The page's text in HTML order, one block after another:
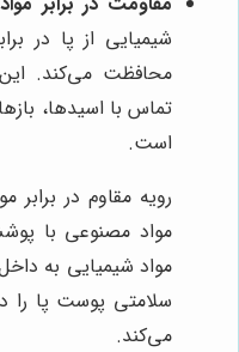
شیمیایی از پا در
محافظت می‌کند.
تماس با اسیدها،
است.
رویه مقاوم در
مواد مصنوعی با
مواد شیمیایی به
سلامتی پوست پا را
می‌کند.